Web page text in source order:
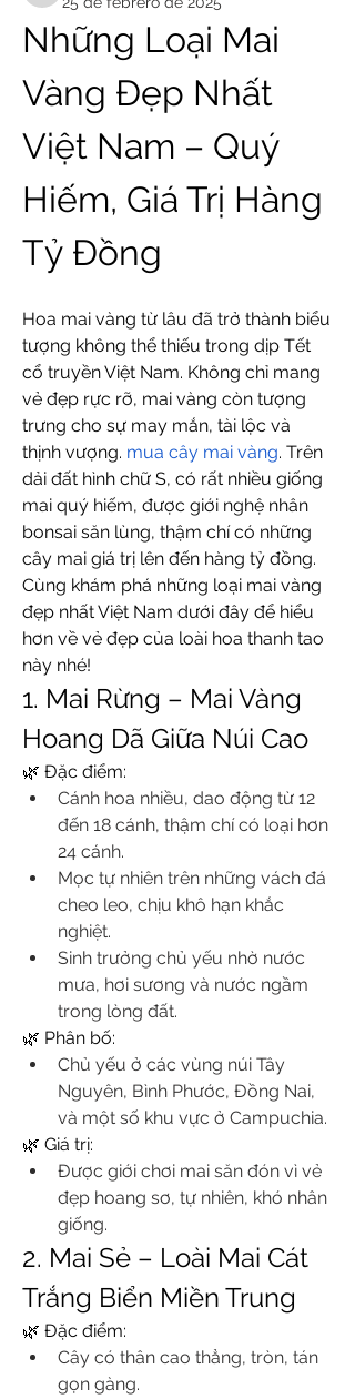
Những Loại Mai
Vàng Đẹp Nhất
Việt Nam – Quý
Hiếm, Giá Trị Hàng
Tỷ Đồng
Hoa mai vàng từ lâu đã trở thành biểu
tượng không thể thiếu trong dịp Tết
cổ truyền Việt Nam. Không chỉ mang
vẻ đẹp rực rỡ, mai vàng còn tượng
trưng cho sự may mắn, tài lộc và
thịnh vượng. mua cây mai vàng. Trên
dải đất hình chữ S, có rất nhiều giống
mai quý hiếm, được giới nghệ nhân
bonsai săn lùng, thậm chí có những
cây mai giá trị lên đến hàng tỷ đồng.
Cùng khám phá những loại mai vàng
đẹp nhất Việt Nam dưới đây để hiểu
hơn về vẻ đẹp của loài hoa thanh tao
này nhé!
1. Mai Rừng – Mai Vàng
Hoang Dã Giữa Núi Cao
🌿 Đặc điểm:
Cánh hoa nhiều, dao động từ 12
đến 18 cánh, thậm chí có loại hơn
24 cánh.
Mọc tự nhiên trên những vách đá
cheo leo, chịu khô hạn khắc
nghiệt.
Sinh trưởng chủ yếu nhờ nước
mưa, hơi sương và nước ngầm
trong lòng đất.
🌿 Phân bố:
Chủ yếu ở các vùng núi Tây
Nguyên, Bình Phước, Đồng Nai,
và một số khu vực ở Campuchia.
🌿 Giá trị:
Được giới chơi mai săn đón vì vẻ
đẹp hoang sơ, tự nhiên, khó nhân
giống.
2. Mai Sẻ – Loài Mai Cát
Trắng Biển Miền Trung
🌿 Đặc điểm:
Cây có thân cao thẳng, tròn, tán
gọn gàng.